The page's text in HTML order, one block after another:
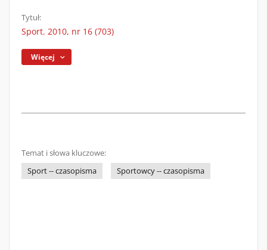
Tytuł:
Sport. 2010, nr 16 (703)
Więcej
Temat i słowa kluczowe:
Sport -- czasopisma
Sportowcy -- czasopisma